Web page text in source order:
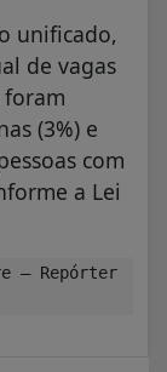
unificado,
de vagas
foram
(3%) e
com
a Lei
– Repórter